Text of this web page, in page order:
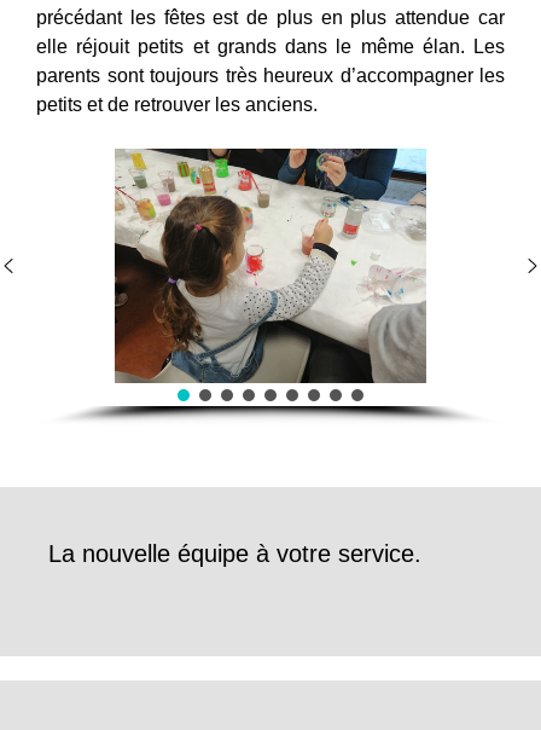
précédant les fêtes est de plus en plus attendue car
elle réjouit petits et grands dans le même élan. Les
parents sont toujours très heureux d’accompagner les
petits et de retrouver les anciens.
La nouvelle équipe à votre service.